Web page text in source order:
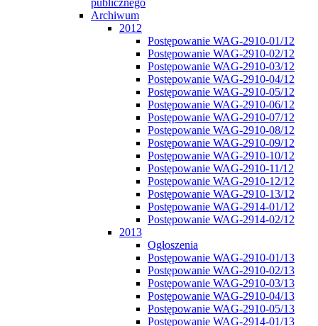
publicznego
Archiwum
2012
Postępowanie WAG-2910-01/12
Postępowanie WAG-2910-02/12
Postępowanie WAG-2910-03/12
Postępowanie WAG-2910-04/12
Postępowanie WAG-2910-05/12
Postępowanie WAG-2910-06/12
Postępowanie WAG-2910-07/12
Postępowanie WAG-2910-08/12
Postępowanie WAG-2910-09/12
Postępowanie WAG-2910-10/12
Postępowanie WAG-2910-11/12
Postępowanie WAG-2910-12/12
Postępowanie WAG-2910-13/12
Postępowanie WAG-2914-01/12
Postępowanie WAG-2914-02/12
2013
Ogłoszenia
Postępowanie WAG-2910-01/13
Postępowanie WAG-2910-02/13
Postępowanie WAG-2910-03/13
Postępowanie WAG-2910-04/13
Postępowanie WAG-2910-05/13
Postępowanie WAG-2914-01/13